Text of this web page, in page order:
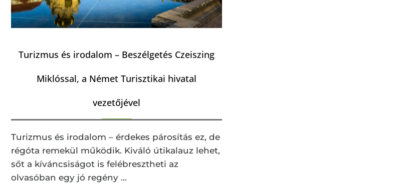
Turizmus és irodalom – Beszélgetés Czeiszing
Miklóssal, a Német Turisztikai hivatal
vezetőjével
Turizmus és irodalom – érdekes párosítás ez, de
régóta remekül működik. Kiváló útikalauz lehet,
sőt a kíváncsiságot is felébresztheti az
olvasóban egy jó regény …